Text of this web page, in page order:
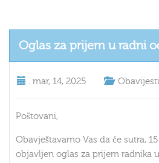
Oglas za prijem u radni
. mar, 14, 2025 Obavijesti
Poštovani,
Obavještavamo Vas da će sutra,
objavljen oglas za prijem radnika